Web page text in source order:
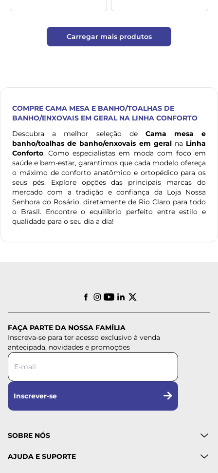
Carregar mais produtos
COMPRE CAMA MESA E BANHO/TOALHAS DE
BANHO/ENXOVAIS EM GERALNA LINHA CONFORTO
Descubra a melhor seleção de Cama mesa e
banho/toalhas de banho/enxovais em geralna Linha
Conforto. Como especialistas em moda com foco em
saúde e bem-estar, garantimos que cada modelo ofereça
o máximo de conforto anatômico e ortopédico para os
seus pés. Explore opções das principais marcas do
mercado com a tradição e confiança da Loja Nossa
Senhora do Rosário, diretamente de Rio Claro para todo
o Brasil. Encontre o equilíbrio perfeito entre estilo e
qualidade para o seu dia a dia!
FAÇA PARTE DA NOSSA FAMÍLIA
Inscreva-se para ter acesso exclusivo à venda
antecipada, novidades e promoções
Inscrever-se
SOBRE NÓS
AJUDA E SUPORTE